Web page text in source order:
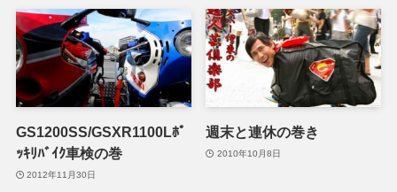
GS1200SS/GSXR1100Lﾎﾟ
ｯｷﾘﾊﾞｲｸ車検の巻
2012年11月30日
週末と連休の巻き
2010年10月8日